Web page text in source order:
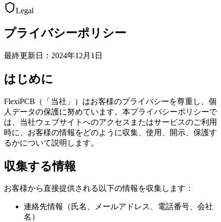
Legal
プライバシーポリシー
最終更新日：2024年12月1日
はじめに
FlexiPCB（「当社」）はお客様のプライバシーを尊重し、個
人データの保護に努めています。本プライバシーポリシーで
は、当社ウェブサイトへのアクセスまたはサービスのご利用
時に、お客様の情報をどのように収集、使用、開示、保護す
るかについて説明します。
収集する情報
お客様から直接提供される以下の情報を収集します：
連絡先情報（氏名、メールアドレス、電話番号、会社
名）